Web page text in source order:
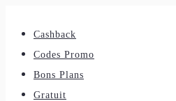
Cashback
Codes Promo
Bons Plans
Gratuit